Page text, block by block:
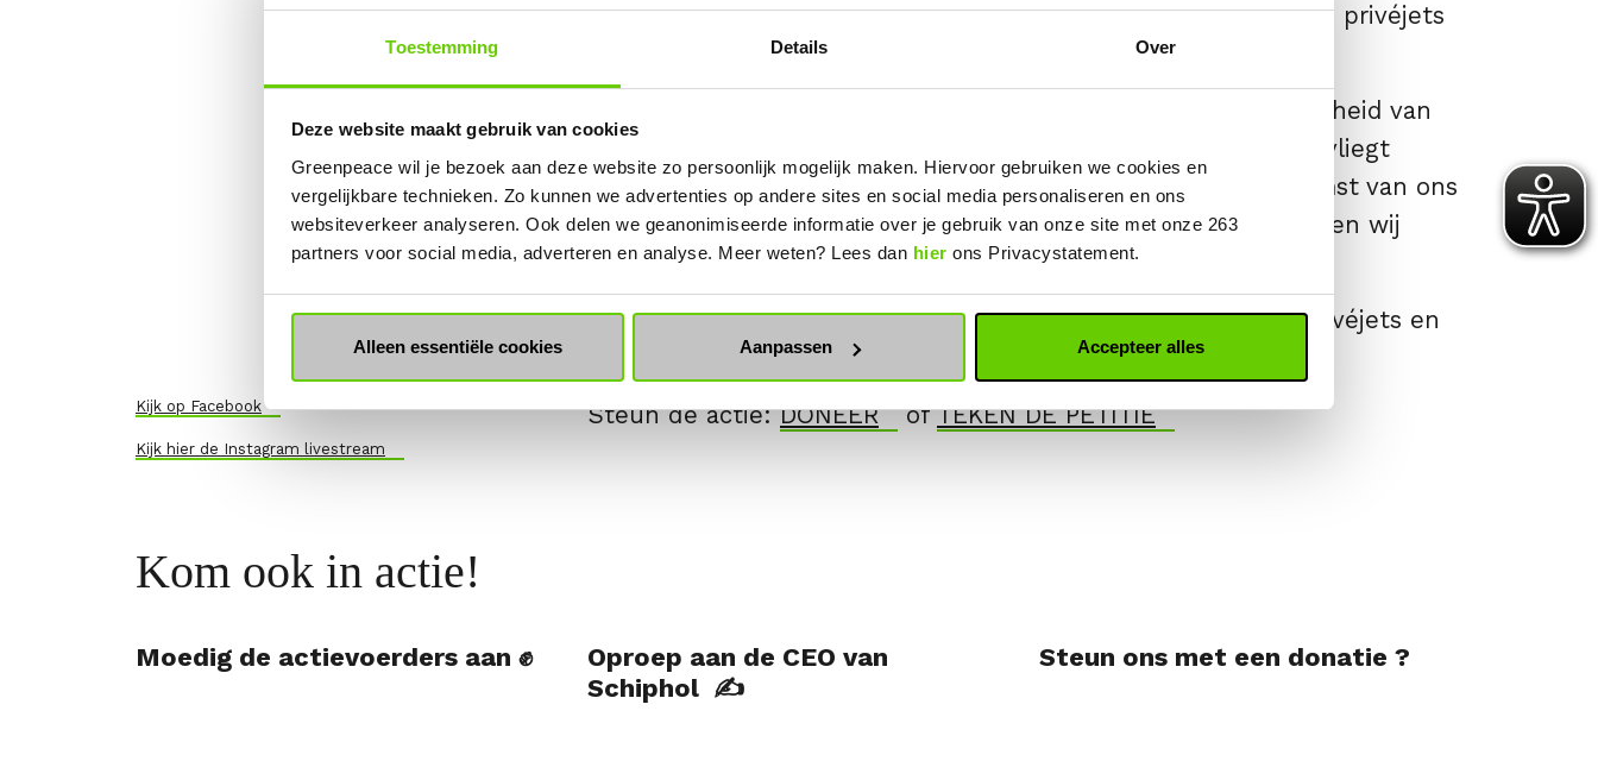
Toestemming Details Over
Deze website maakt gebruik van cookies
Greenpeace wil je bezoek aan deze website zo persoonlijk mogelijk maken. Hiervoor gebruiken we cookies en
vergelijkbare technieken. Zo kunnen we advertenties op andere sites en social media personaliseren en ons
websiteverkeer analyseren. Ook delen we geanonimiseerde informatie over je gebruik van onze site met onze 263
partners voor social media, adverteren en analyse. Meer weten? Lees dan hier ons Privacystatement.
Alleen essentiële cookies Aanpassen Accepteer alles
Kijk op Facebook
Kijk hier de Instagram livestream
taxibaan, om zo lang mogelijk te voorkomen dat er vervuilende privéjets
We protesteerden op deze plek, omdat hier de onrechtvaardigheid van
de luchtvaart pijnlijk duidelijk is. Bijna de helft van Nederland vliegt
nooit. Slechts 8% vliegt abnormaal veel. Maar het is de toekomst van ons
allemaal, die op het spel staat. Is dat eerlijk? Nee! Daarom riepen wij
vandaag:Bullshitvluchten van de baan!
We willen minder vluchten, meer treinen en een verbod op privéjets en
korte vluchten, bijvoorbeeld naar Brussel of Parijs.
Steun de actie:DONEER ofTEKEN DE PETITIE
Kom ook in actie!
Moedig de actievoerders aan ✊
Oproep aan de CEO van
Schiphol ✍️
Steun ons met een donatie ?